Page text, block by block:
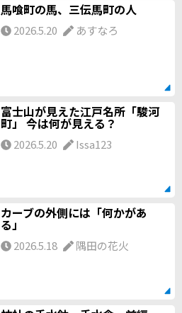
馬喰町の馬、三伝馬町の人
2026.5.20 あすなろ
富士山が見えた江戸名所「駿河
町」 今は何が見える？
2026.5.20 Issa123
カーブの外側には「何かがあ
る」
2026.5.18 隅田の花火